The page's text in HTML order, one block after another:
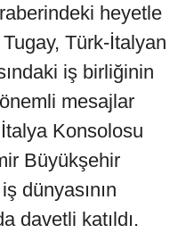
heyetle
Türk-İtalyan
iş birliğinin
mesajlar
Konsolosu
Büyükşehir
dünyasının
davetli katıldı.